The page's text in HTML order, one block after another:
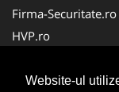
Website-ul
Firma-Securitate.ro
HVP.ro
Cabinet-